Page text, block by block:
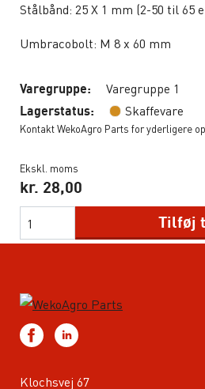
Stålbånd: 25 X 1 mm (2-50 til 65
Umbracobolt: M 8 x 60 mm
Varegruppe: Varegruppe 1
Lagerstatus: Skaffevare
Kontakt WekoAgro Parts for yderligere
Ekskl. moms
kr. 28,00
Tilføj
Klochsvej 67